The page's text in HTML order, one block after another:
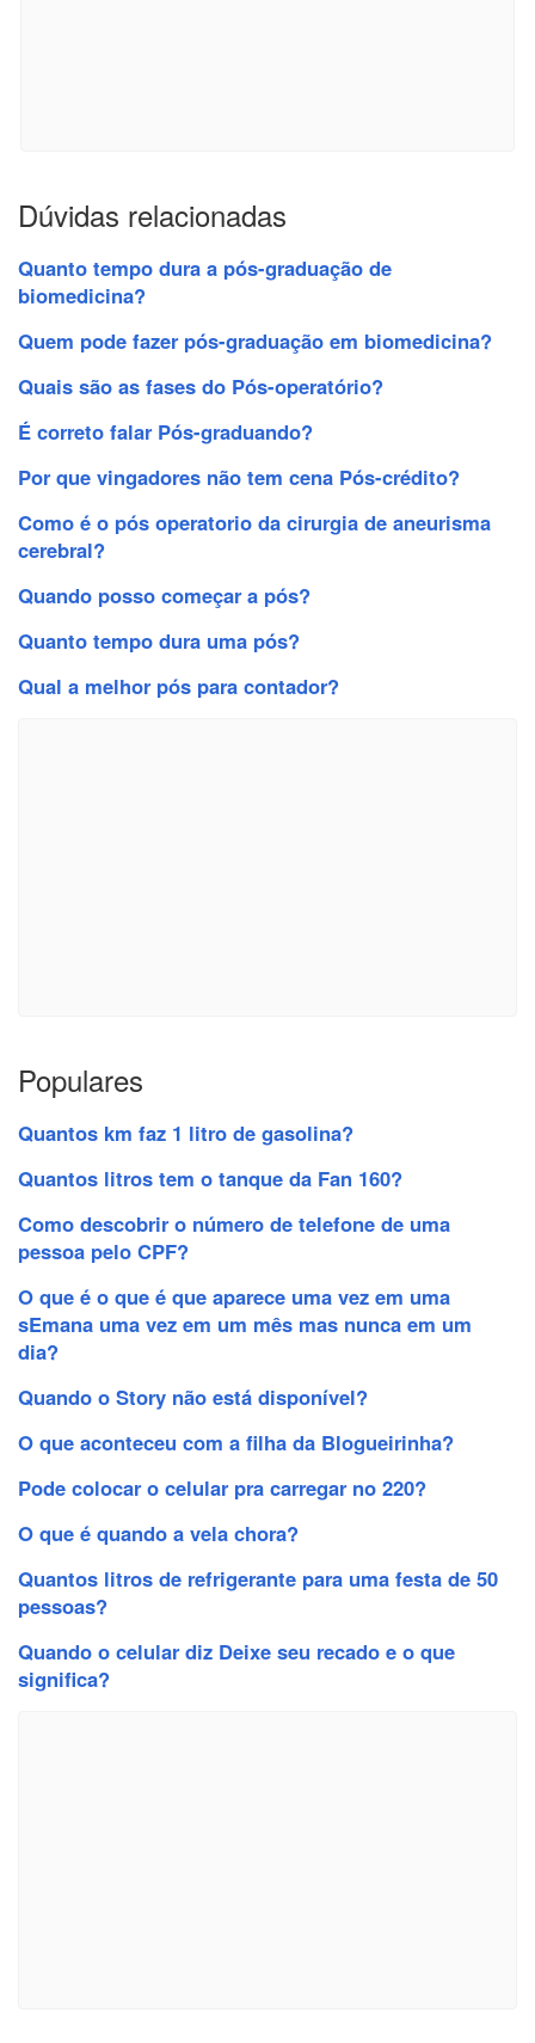
Dúvidas relacionadas
Quanto tempo dura a pós-graduação de
biomedicina?
Quem pode fazer pós-graduação em biomedicina?
Quais são as fases do Pós-operatório?
É correto falar Pós-graduando?
Por que vingadores não tem cena Pós-crédito?
Como é o pós operatorio da cirurgia de aneurisma
cerebral?
Quando posso começar a pós?
Quanto tempo dura uma pós?
Qual a melhor pós para contador?
Populares
Quantos km faz 1 litro de gasolina?
Quantos litros tem o tanque da Fan 160?
Como descobrir o número de telefone de uma
pessoa pelo CPF?
O que é o que é que aparece uma vez em uma
sEmana uma vez em um mês mas nunca em um
dia?
Quando o Story não está disponível?
O que aconteceu com a filha da Blogueirinha?
Pode colocar o celular pra carregar no 220?
O que é quando a vela chora?
Quantos litros de refrigerante para uma festa de 50
pessoas?
Quando o celular diz Deixe seu recado e o que
significa?